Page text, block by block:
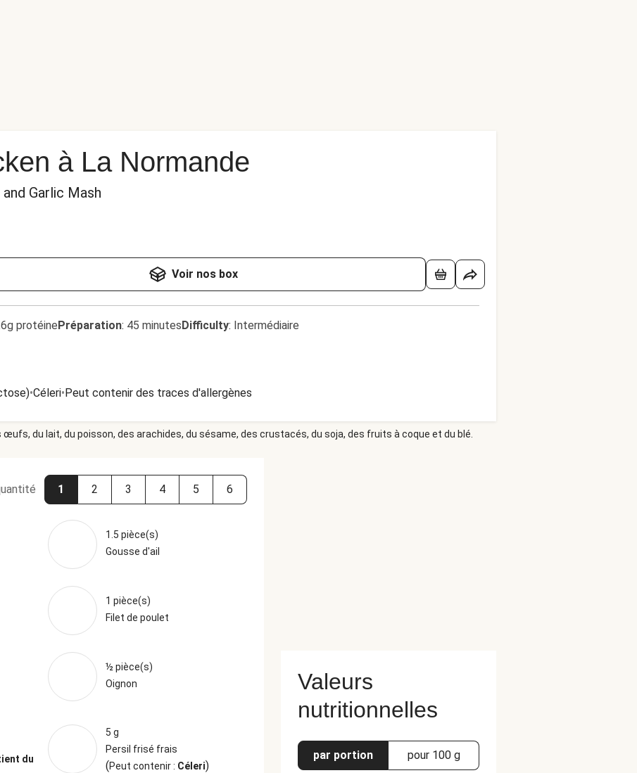
à La Normande
Garlic Mash
Voir nos box
protéinePréparation: 45 minutesDifficulty: Intermédiaire
•Céleri•Peut contenir des traces d'allergènes
du lait, du poisson, des arachides, du sésame, des crustacés, du soja, des fruits à coque et du blé.
1 2 3 4 5 6
1.5 pièce(s)
Gousse d'ail
1 pièce(s)
Filet de poulet
½ pièce(s)
Oignon
du
5 g
Persil frisé frais
(Peut contenir : Céleri)
Valeurs
nutritionnelles
par portion pour 100 g